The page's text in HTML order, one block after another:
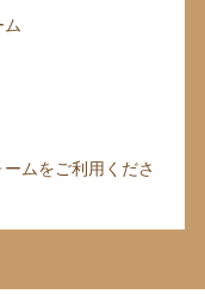
ム
ムをご利用くださ